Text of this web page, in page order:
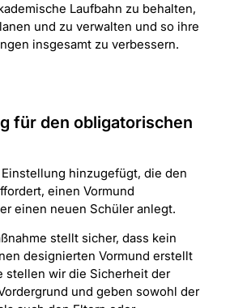
Laufbahn zu behalten,
und zu verwalten und so ihre
insgesamt zu verbessern.
für den obligatorischen
hinzugefügt, die den
einen Vormund
einen neuen Schüler anlegt.
stellt sicher, dass kein
designierten Vormund erstellt
stellen wir die Sicherheit der
und geben sowohl der